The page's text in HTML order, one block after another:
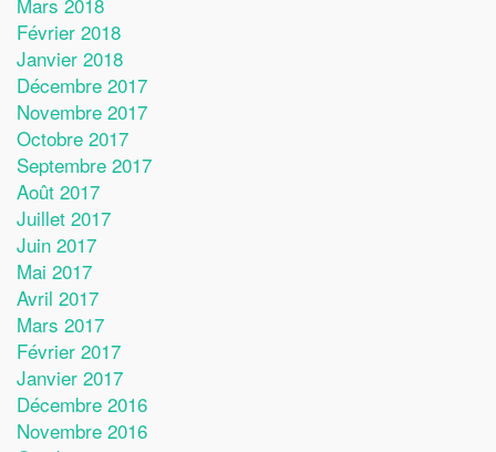
Février 2018
Janvier 2018
Décembre 2017
Novembre 2017
Octobre 2017
Septembre 2017
Août 2017
Juillet 2017
Juin 2017
Mai 2017
Avril 2017
Mars 2017
Février 2017
Janvier 2017
Décembre 2016
Novembre 2016